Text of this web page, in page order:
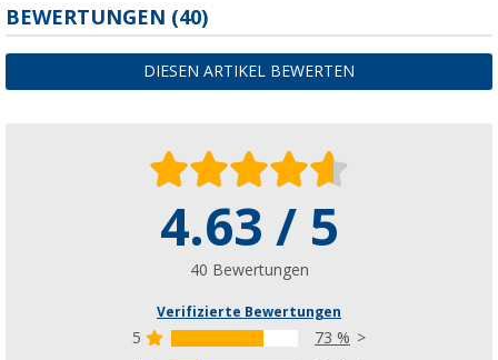
BEWERTUNGEN (40)
DIESEN ARTIKEL BEWERTEN
4.63 / 5
40 Bewertungen
Verifizierte Bewertungen
5
73 %